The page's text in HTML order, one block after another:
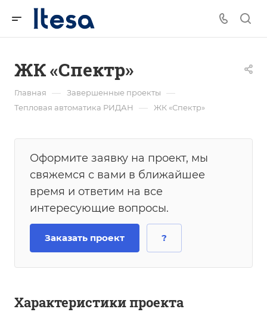
ЖК «Спектр»
Главная — Завершенные проекты —
Тепловая автоматика РИДАН — ЖК «Спектр»
Оформите заявку на проект, мы
свяжемся с вами в ближайшее
время и ответим на все
интересующие вопросы.
Заказать проект ?
Характеристики проекта